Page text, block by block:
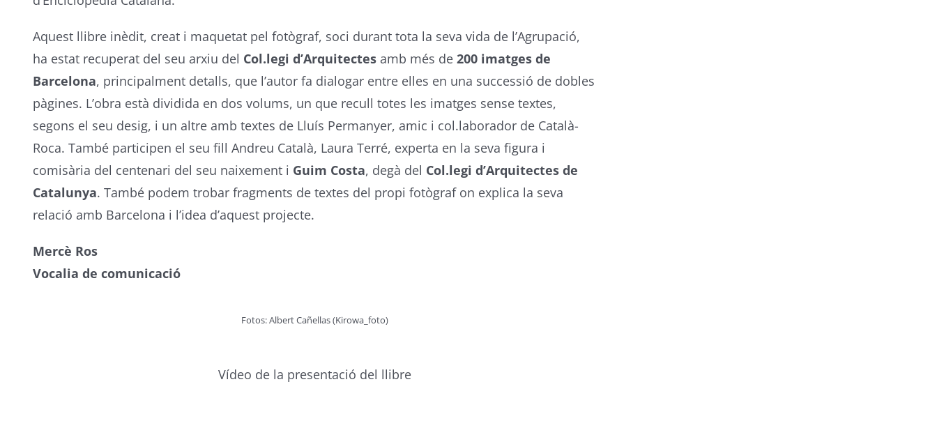
Aquest llibre inèdit, creat i maquetat pel fotògraf, soci durant tota la seva vida de l’Agrupació,
ha estat recuperat del seu arxiu del Col.legi d’Arquitectesamb més de 200 imatges de
Barcelona, principalment detalls, que l’autor fa dialogar entre elles en una successió de dobles
pàgines. L’obra està dividida en dos volums, un que recull totes les imatges sense textes,
segons el seu desig, i un altre amb textes de Lluís Permanyer, amic i col.laborador de Català-
Roca. També participen el seu fill Andreu Català, Laura Terré, experta en la seva figura i
comisària del centenari del seu naixement i Guim Costa, degà del Col.legi d’Arquitectes de
Catalunya. També podem trobar fragments de textes del propi fotògraf on explica la seva
relació amb Barcelona i l’idea d’aquest projecte.
Mercè Ros
Vocalia de comunicació
Fotos: Albert Cañellas (Kirowa_foto)
Vídeo de la presentació del llibre